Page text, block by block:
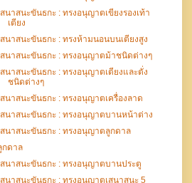
สนาสนะขันธกะ : ทรงอนุญาตเขียงรองเท้า
เตียง
สนาสนะขันธกะ : ทรงห้ามนอนบนเตียงสูง
สนาสนะขันธกะ : ทรงอนุญาตม้าชนิดต่างๆ
สนาสนะขันธกะ : ทรงอนุญาตเตียงและตั่ง
ชนิดต่างๆ
สนาสนะขันธกะ : ทรงอนุญาตเครื่องลาด
สนาสนะขันธกะ : ทรงอนุญาตบานหน้าต่าง
สนาสนะขันธกะ : ทรงอนุญาตลูกดาล
กดาล
สนาสนะขันธกะ : ทรงอนุญาตบานประตู
สนาสนะขันธกะ : ทรงอนุญาตเสนาสนะ 5